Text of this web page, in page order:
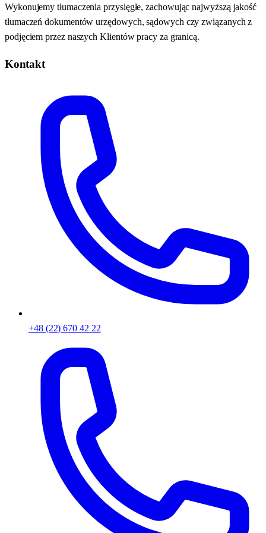
Wykonujemy tłumaczenia przysięgłe, zachowując najwyższą jakość
tłumaczeń dokumentów urzędowych, sądowych czy związanych z
podjęciem przez naszych Klientów pracy za granicą.
Kontakt
+48 (22) 670 42 22